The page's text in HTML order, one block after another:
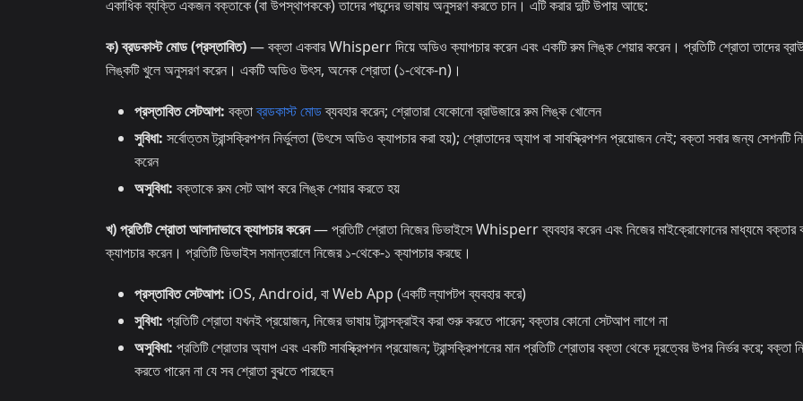
একাধিক ব্যক্তি একজন বক্তাকে (বা উপস্থাপককে) তাদের পছন্দের ভাষায় অনুসরণ করতে চান। এটি করার দুটি উপায় আছে:
ক) ব্রডকাস্ট মোড (প্রস্তাবিত)— বক্তা একবার Whisperr দিয়ে অডিও ক্যাপচার করেন এবং একটি রুম লিঙ্ক শেয়ার করেন। প্রতিটি শ্রোতা তাদের
লিঙ্কটি খুলে অনুসরণ করেন। একটি অডিও উৎস, অনেক শ্রোতা (১-থেকে-n)।
প্রস্তাবিত সেটআপ: বক্তাব্রডকাস্ট মোডব্যবহার করেন; শ্রোতারা যেকোনো ব্রাউজারে রুম লিঙ্ক খোলেন
সুবিধা: সর্বোত্তম ট্রান্সক্রিপশন নির্ভুলতা (উৎসে অডিও ক্যাপচার করা হয়); শ্রোতাদের অ্যাপ বা সাবস্ক্রিপশন প্রয়োজন নেই; বক্তা সবার জন্য সেশনটি
করেন
অসুবিধা: বক্তাকে রুম সেট আপ করে লিঙ্ক শেয়ার করতে হয়
খ) প্রতিটি শ্রোতা আলাদাভাবে ক্যাপচার করেন— প্রতিটি শ্রোতা নিজের ডিভাইসে Whisperr ব্যবহার করেন এবং নিজের মাইক্রোফোনের মাধ্যমে বক্তার
ক্যাপচার করেন। প্রতিটি ডিভাইস সমান্তরালে নিজের ১-থেকে-১ ক্যাপচার করছে।
প্রস্তাবিত সেটআপ: iOS, Android, বা Web App (একটি ল্যাপটপ ব্যবহার করে)
সুবিধা: প্রতিটি শ্রোতা যখনই প্রয়োজন, নিজের ভাষায় ট্রান্সক্রাইব করা শুরু করতে পারেন; বক্তার কোনো সেটআপ লাগে না
অসুবিধা: প্রতিটি শ্রোতার অ্যাপ এবং একটি সাবস্ক্রিপশন প্রয়োজন; ট্রান্সক্রিপশনের মান প্রতিটি শ্রোতার বক্তা থেকে দূরত্বের উপর নির্ভর করে; বক্তা
করতে পারেন না যে সব শ্রোতা বুঝতে পারছেন